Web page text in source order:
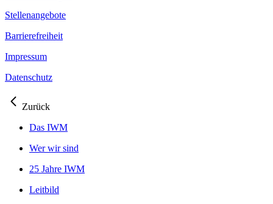
Stellenangebote
Barrierefreiheit
Impressum
Datenschutz
Zurück
Das IWM
Wer wir sind
25 Jahre IWM
Leitbild